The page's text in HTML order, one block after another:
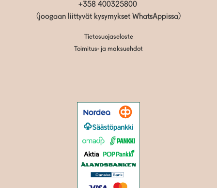
+358 400325800
(joogaan liittyvät kysymykset WhatsAppissa)
Tietosuojaseloste
Toimitus- ja maksuehdot